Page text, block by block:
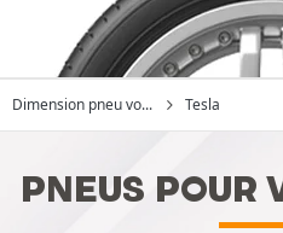
Dimension pneu vo... Tesla
PNEUS POUR